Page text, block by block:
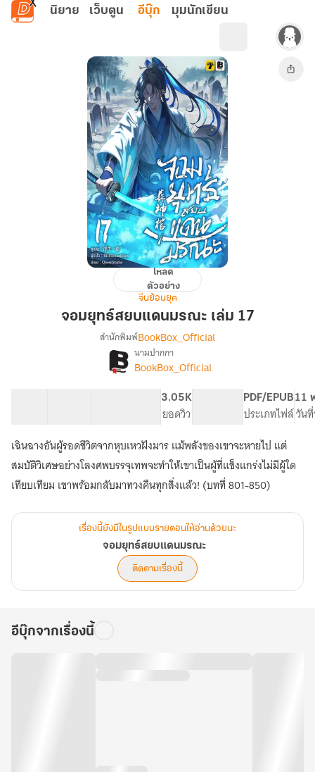
ข้ามไปยังเนื้อหาหลัก
นิยาย เว็บตูน อีบุ๊ก มุมนักเขียน
สยบ
แดน
มรณะ
โหลด
ตัวอย่าง
จีนย้อนยุค
จอมยุทธ์สยบแดนมรณะ เล่ม 17
เรื่อง
จอม
ยุทธ์
สยบ
แดน
มรณะ
สำนักพิมพ์BookBox_Official
นามปากกา
BookBox_Official
3.05K
ยอดวิว
PDF/EPUB
ประเภทไฟล์
11
วัน
เฉินฉางอันผู้รอดชีวิตจากหุบเหวฝังมาร แม้พลังของเขาจะหายไป แต่
สมบัติวิเศษอย่างโลงศพบรรจุเทพจะทำให้เขาเป็นผู้ที่แข็งแกร่งไม่มีผู้ใด
เทียบเทียม เขาพร้อมกลับมาทวงคืนทุกสิ่งแล้ว! (บทที่ 801-850)
เรื่องนี้ยังมีในรูปแบบรายตอนให้อ่านด้วยนะ
จอมยุทธ์สยบแดนมรณะ
ติดตามเรื่องนี้
อีบุ๊กจากเรื่องนี้